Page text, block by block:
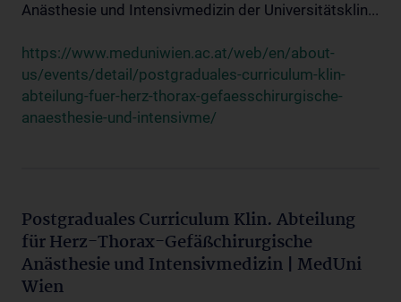
Anästhesie und Intensivmedizin der Universitätsklin...
https://www.meduniwien.ac.at/web/en/about-
us/events/detail/postgraduales-curriculum-klin-
abteilung-fuer-herz-thorax-gefaesschirurgische-
anaesthesie-und-intensivme/
Postgraduales Curriculum Klin. Abteilung
für Herz-Thorax-Gefäßchirurgische
Anästhesie und Intensivmedizin | MedUni
Wien